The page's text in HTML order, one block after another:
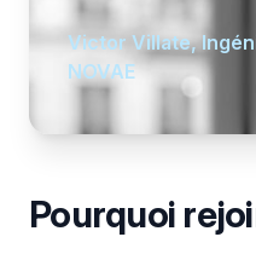
Victor Villate,
NOVAE
Pourquoi